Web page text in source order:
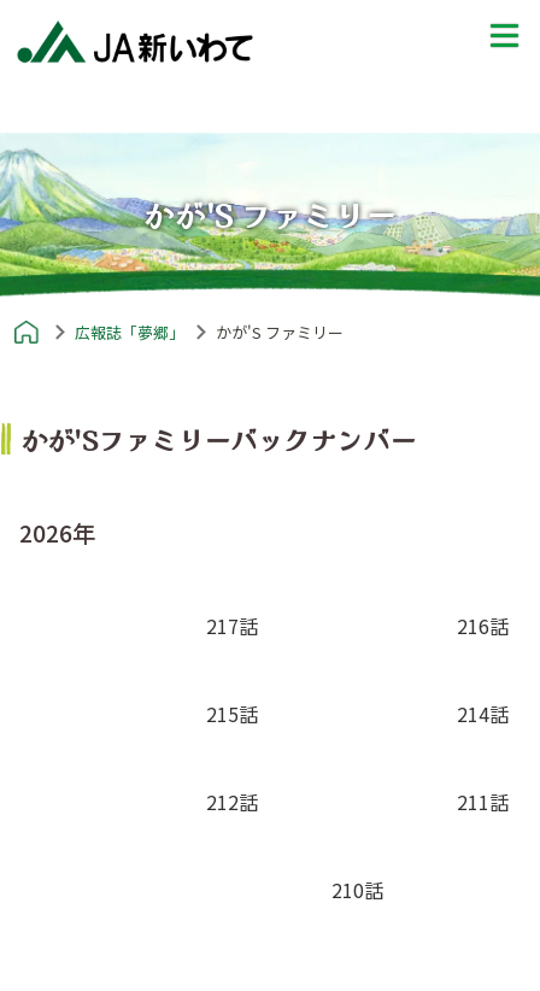
かが'S ファミリー
広報誌「夢郷」 かが'S ファミリー
かが'Sファミリーバックナンバー
2026年
217話 216話
215話 214話
212話 211話
210話